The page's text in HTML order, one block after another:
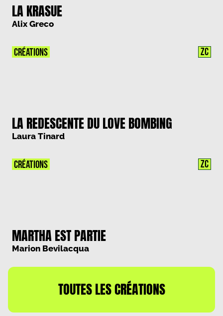
LA KRASUE
Alix Greco
LA REDESCENTE DU LOVE BOMBING
Laura Tinard
CRÉATIONS ZC
MARTHA EST PARTIE
Marion Bevilacqua
CRÉATIONS ZC
TOUTES LES CRÉATIONS